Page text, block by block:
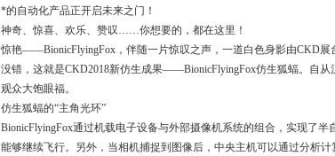
*的自动化产品正开启未来之门！
神奇、惊喜、欢乐、赞叹……你想要的，都在这里！
惊艳——BionicFlyingFox，伴随一片惊叹之声，一道白色身影由CKD展
没错，这就是CKD2018新仿生成果——BionicFlyingFox仿生狐蝠。自
观众大饱眼福。
仿生狐蝠的“主角光环”
BionicFlyingFox通过机载电子设备与外部摄像机系统的组合，实现了
能够继续飞行。另外，当相机捕捉到图像后，中央主机可以通过分析计